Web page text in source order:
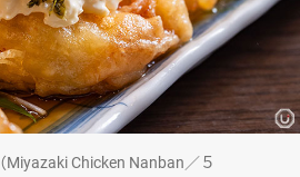
Miyazaki Chicken Nanban／５